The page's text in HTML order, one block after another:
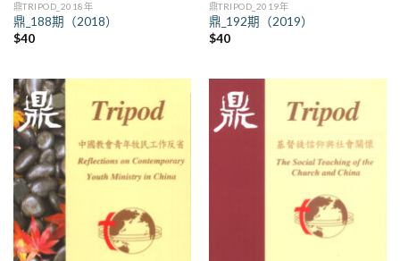
鼎TRIPOD_2018年
鼎_188期（2018）
$40
鼎TRIPOD_2019年
鼎_192期（2019）
$40